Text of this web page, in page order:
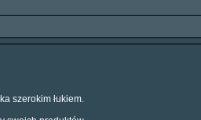
szerokim łukiem.